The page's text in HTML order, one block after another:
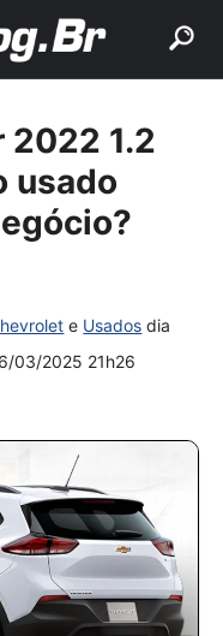
2022 1.2
usado
e Usados dia
03/2025 21h26